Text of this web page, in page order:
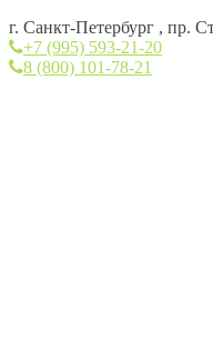
г. Санкт-Петербург , пр.
+7 (995) 593-21-20
8 (800) 101-78-21